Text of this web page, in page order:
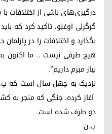
درگیری‌های ناشی از اختلافات با
گرگرلی اوغلو، تاکید کرد که
بگذارد و اختلافات را در
هیچ طرفی نیست .. ما اکنون
نیاز مبرم داریم".
نزدیک به چهل سال است که
دو طرف شده است.
ب.ن